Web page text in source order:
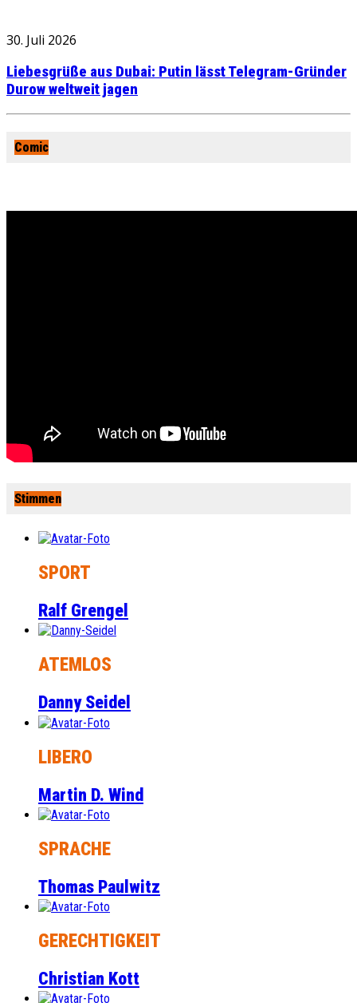
30. Juli 2026
Liebesgrüße aus Dubai: Putin lässt Telegram-Gründer
Durow weltweit jagen
Comic
Stimmen
SPORT
Ralf Grengel
ATEMLOS
Danny Seidel
LIBERO
Martin D. Wind
SPRACHE
Thomas Paulwitz
GERECHTIGKEIT
Christian Kott